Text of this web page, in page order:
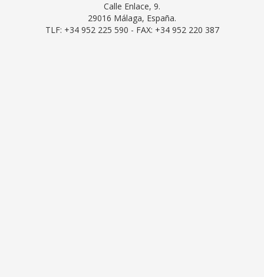
Calle Enlace, 9.
29016 Málaga, España.
TLF: +34 952 225 590 - FAX: +34 952 220 387